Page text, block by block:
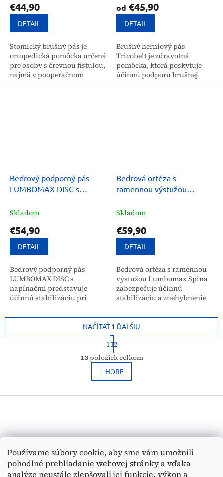
Používame súbory cookie, aby sme vám umožnili
pohodlné prehliadanie webovej stránky a vďaka
analýze neustále zlepšovali jej funkcie, výkon a
€44,90
DETAIL
Stomický brušný pás je
ortopedická pomôcka určená
pre osoby s črevnou fistulou,
najmä v pooperačnom
období. Jeho účelom je
od €45,90
DETAIL
Brušný herniový pás
Tricobelt je zdravotná
pomôcka, ktorá poskytuje
účinnú podporu brušnej
steny a pomáha predchádzať
Bedrový podporný pás
LUMBOMAX DISC s
Skladom
€54,90
DETAIL
Bedrový podporný pás
LUMBOMAX DISC s
napínačmi predstavuje
účinnú stabilizáciu pri
chrbta a herniách platničiek.
Vďaka systému napínačov
umožňuje...
Bedrová ortéza s
ramennou výstužou
Skladom
€59,90
DETAIL
Bedrová ortéza s ramennou
výstužou Lumbomax Spina
zabezpečuje účinnú
stabilizáciu a znehybnenie
lumbálno-hrudných
ochoreniach. Vďaka svojej
konštrukcii...
O
v
l
á
p
r
v
k
NAČÍTAŤ 1 ĎALŠIU
S
t
r
á
n
k
v
e
1 2
13položiek celkom
HORE
Z
ä
HĽADAŤ